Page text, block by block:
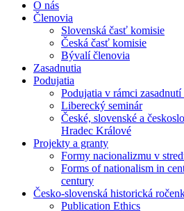
O nás
Členovia
Slovenská časť komisie
Česká časť komisie
Bývalí členovia
Zasadnutia
Podujatia
Podujatia v rámci
Liberecký seminár
České, slovenské a
Hradec Králové
Projekty a granty
Formy nacionalizmu v
Forms of nationalism in
century
Česko-slovenská historická
Publication Ethics